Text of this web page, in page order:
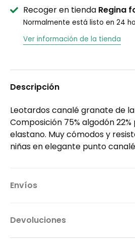
Recoger en tienda Regina
Normalmente está listo en 24
Ver información de la tienda
Descripción
Leotardos canalé granate de
Composición 75% algodón 22%
elastano. Muy cómodos y
niñas en elegante punto canalé
Envíos
Devoluciones